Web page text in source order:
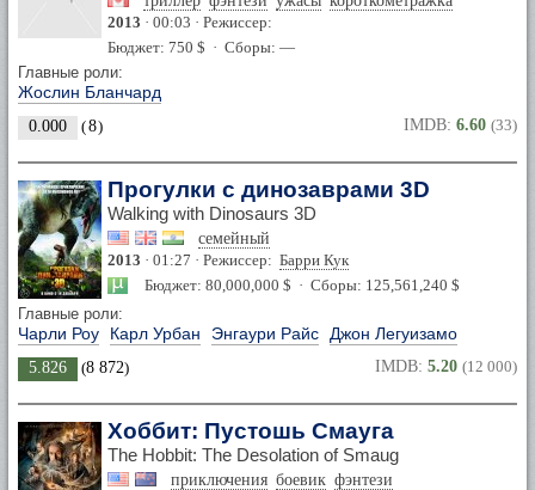
2013 · 00:03 · Режиссер:
Бюджет: 750 $ · Сборы: —
Главные роли:
Жослин Бланчард
0.000 (8) IMDB: 6.60 (33)
Прогулки с динозаврами 3D
Walking with Dinosaurs 3D
семейный
2013 · 01:27 · Режиссер: Барри Кук
Бюджет: 80,000,000 $ · Сборы: 125,561,240 $
Главные роли:
Чарли Роу Карл Урбан Энгаури Райс Джон Легуизамо
5.826 (8 872) IMDB: 5.20 (12 000)
Хоббит: Пустошь Смауга
The Hobbit: The Desolation of Smaug
приключения боевик фэнтези